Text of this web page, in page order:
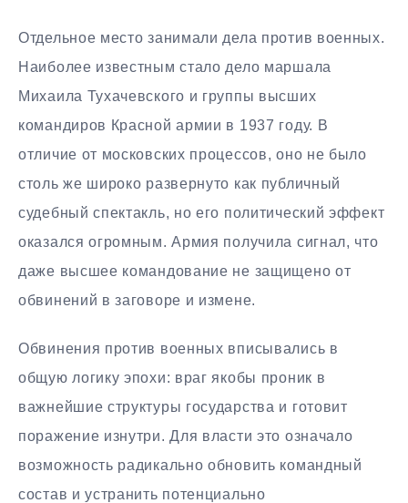
Отдельное место занимали дела против военных.
Наиболее известным стало дело маршала
Михаила Тухачевского и группы высших
командиров Красной армии в 1937 году. В
отличие от московских процессов, оно не было
столь же широко развернуто как публичный
судебный спектакль, но его политический эффект
оказался огромным. Армия получила сигнал, что
даже высшее командование не защищено от
обвинений в заговоре и измене.
Обвинения против военных вписывались в
общую логику эпохи: враг якобы проник в
важнейшие структуры государства и готовит
поражение изнутри. Для власти это означало
возможность радикально обновить командный
состав и устранить потенциально